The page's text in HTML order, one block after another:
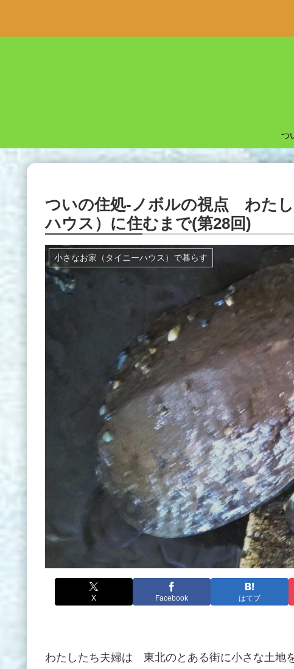
つ
ついの住処-ノボルの視点 わた
ハウス）に住むまで(第28回)
小さなお家（タイニーハウス）で暮らす
X Facebook はてブ
わたしたち夫婦は 東北のとある街に小さな土地